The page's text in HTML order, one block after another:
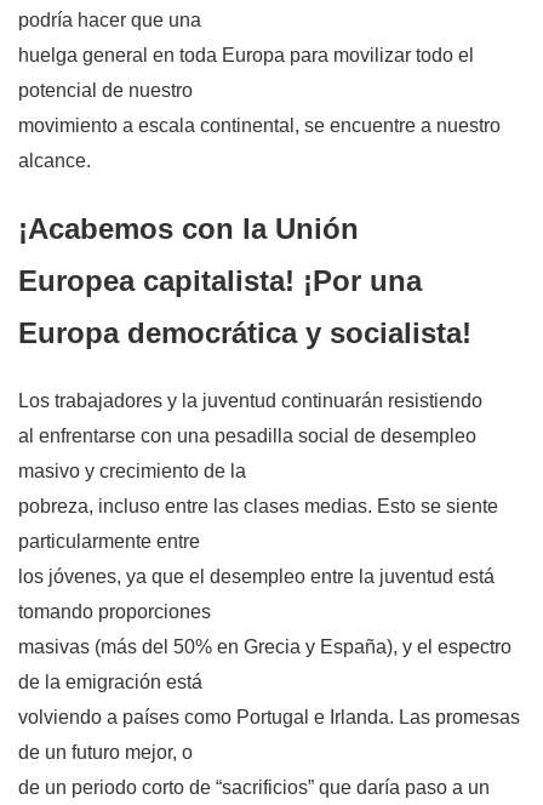
podría hacer que una
huelga general en toda Europa para movilizar todo el
potencial de nuestro
movimiento a escala continental, se encuentre a nuestro
alcance.
¡Acabemos con la Unión
Europea capitalista! ¡Por una
Europa democrática y socialista!
Los trabajadores y la juventud continuarán resistiendo
al enfrentarse con una pesadilla social de desempleo
masivo y crecimiento de la
pobreza, incluso entre las clases medias. Esto se siente
particularmente entre
los jóvenes, ya que el desempleo entre la juventud está
tomando proporciones
masivas (más del 50% en Grecia y España), y el espectro
de la emigración está
volviendo a países como Portugal e Irlanda. Las promesas
de un futuro mejor, o
de un periodo corto de “sacrificios” que daría paso a un